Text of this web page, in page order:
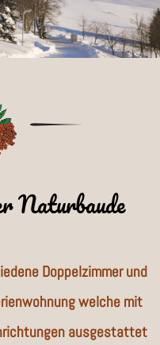
Naturbaude
Doppelzimmer und
welche mit
ausgestattet